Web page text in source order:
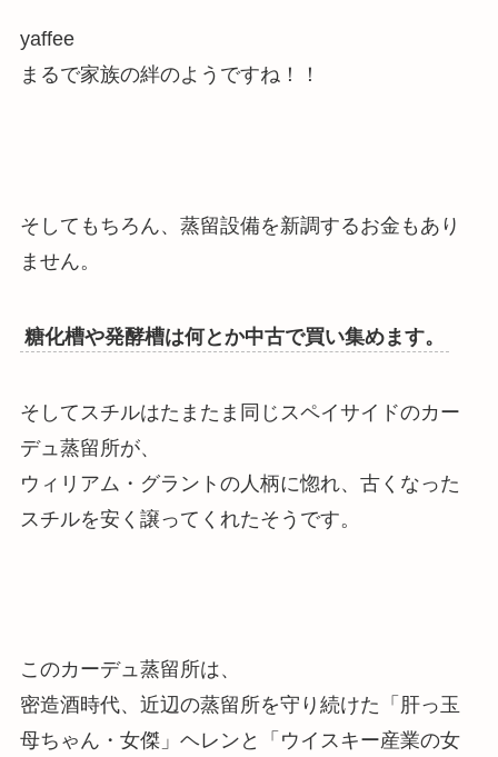
yaffee
まるで家族の絆のようですね！！
そしてもちろん、蒸留設備を新調するお金もあり
ません。
糖化槽や発酵槽は何とか中古で買い集めます。
そしてスチルはたまたま同じスペイサイドのカー
デュ蒸留所が、
ウィリアム・グラントの人柄に惚れ、古くなった
スチルを安く譲ってくれたそうです。
このカーデュ蒸留所は、
密造酒時代、近辺の蒸留所を守り続けた「肝っ玉
母ちゃん・女傑」ヘレンと「ウイスキー産業の女